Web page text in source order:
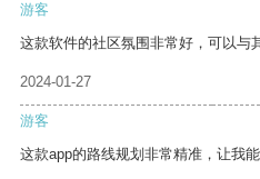
游客
这款软件的社区氛围非常好，可以与
2024-01-27
游客
这款app的路线规划非常精准，让我